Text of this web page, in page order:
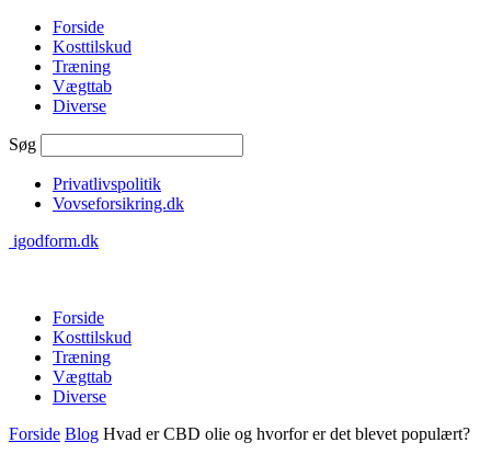
Forside
Kosttilskud
Træning
Vægttab
Diverse
Søg
Privatlivspolitik
Vovseforsikring.dk
igodform.dk
Forside
Kosttilskud
Træning
Vægttab
Diverse
Forside Blog Hvad er CBD olie og hvorfor er det blevet populært?